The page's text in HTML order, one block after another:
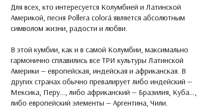
Для всех, кто интересуется Колумбией и Латинской
Америкой, песня Pollera colorá является абсолютным
символом жизни, радости и любви.
В этой кумбии, как и в самой Колумбии, максимально
гармонично сплавились все ТРИ культуры Латинской
Америки — европейская, индейская и африканская. В
других странах обычно превалирует либо индейский —
Мексика, Перу…, либо африканский — Бразилия, Куба…,
либо европейский элементы — Аргентина, Чили.